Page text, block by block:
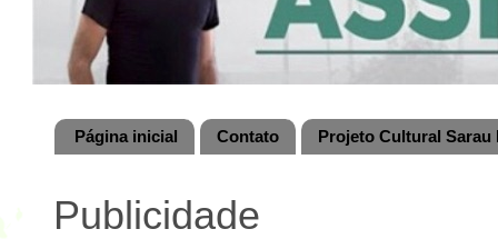
Página inicial Contato Projeto Cultural
Publicidade